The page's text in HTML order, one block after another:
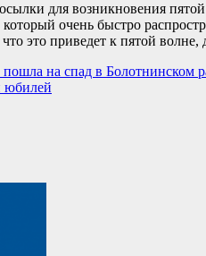
для возникновения
очень быстро
что это приведет к пятой
на спад в Болотнинском
юбилей